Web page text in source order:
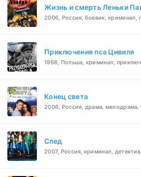
Жизнь и смерть Леньки
2006, Россия, боевик, криминал,
Приключения пса Цивиля
1968, Польша, криминал,
Конец света
2006, Россия, драма, мелодрама,
След
2007, Россия, криминал, детектив